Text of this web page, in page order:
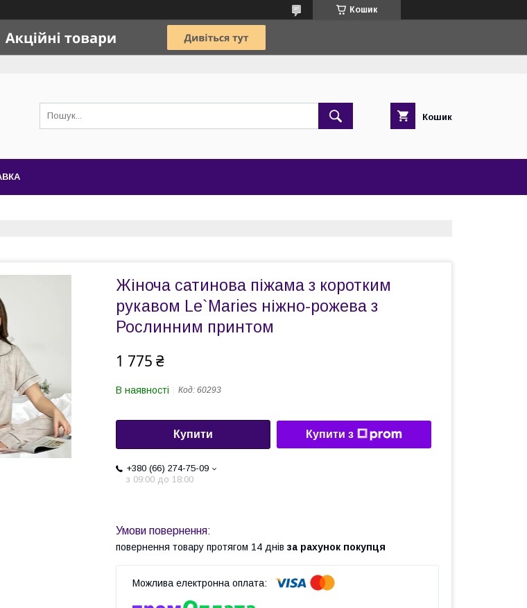
Кошик
Кошик
Жіноча сатинова піжама з коротким
рукавом Le`Maries ніжно-рожева з
Рослинним принтом
1 775 ₴
В наявності Код: 60293
Купити Купити з
+380 (66) 274-75-09
з 09:00 до 18:00
повернення товару протягом 14 днів за рахунок покупця